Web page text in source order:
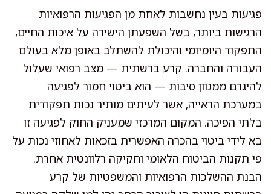
פגיעות בעין נחשבות לאחת מן הפגיעות הרפואיות
הרגישות ביותר, בשל השפעתן הישירה על איכות החיים,
התפקוד היומיומי והיכולת להשתלב באופן מלא בעולם
העבודה והחברה. קרע ברשתית — מצב רפואי שעלול
להיגרם ממגוון סיבות — הוא ביטוי חמור לפגיעה
במערכת הראייה, אשר לעיתים מותיר נכות תפקודית
בלתי הפיכה. המקום המרכזי שמעניק החוק לפגיעה זו
בא לידי ביטוי בהכרה האפשרית בזכאות לאחוזי נכות על
פי תקנות הביטוח הלאומי וחקיקה רלוונטית אחרת.
הבנת ההשלכות הרפואיות והמשפטיות של קרע